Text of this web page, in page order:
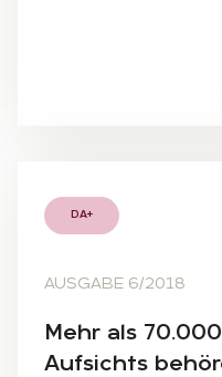
DA+
AUSGABE 6/2018
Mehr als
Auf­sichts